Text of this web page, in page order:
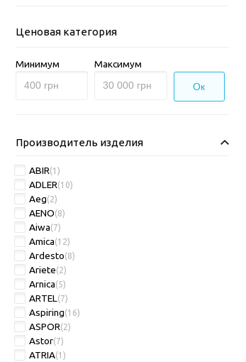
Ценовая категория
Минимум Максимум
Ок
Производитель изделия
ABIR(1)
ADLER(10)
Aeg(2)
AENO(8)
Aiwa(7)
Amica(12)
Ardesto(8)
Ariete(2)
Arnica(5)
ARTEL(7)
Aspiring(16)
ASPOR(2)
Astor(7)
ATRIA(1)